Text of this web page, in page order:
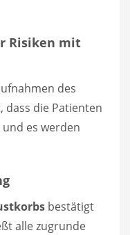
Risiken mit
des
die Patienten
es werden
bestätigt
alle zugrunde